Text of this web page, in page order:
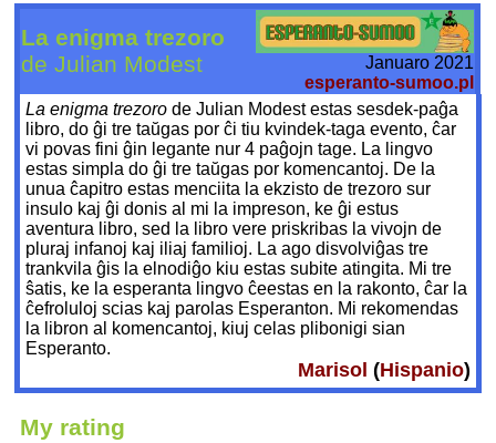
La enigma trezoro
de Julian Modest
Januaro 2021
esperanto-sumoo.pl
La enigma trezoro de Julian Modest estas sesdek-paĝa
libro, do ĝi tre taŭgas por ĉi tiu kvindek-taga evento, ĉar
vi povas fini ĝin legante nur 4 paĝojn tage. La lingvo
estas simpla do ĝi tre taŭgas por komencantoj. De la
unua ĉapitro estas menciita la ekzisto de trezoro sur
insulo kaj ĝi donis al mi la impreson, ke ĝi estus
aventura libro, sed la libro vere priskribas la vivojn de
pluraj infanoj kaj iliaj familioj. La ago disvolviĝas tre
trankvila ĝis la elnodiĝo kiu estas subite atingita. Mi tre
ŝatis, ke la esperanta lingvo ĉeestas en la rakonto, ĉar la
ĉefroluloj scias kaj parolas Esperanton. Mi rekomendas
la libron al komencantoj, kiuj celas plibonigi sian
Esperanto.
Marisol (Hispanio)
My rating